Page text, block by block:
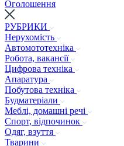
Оголошення
РУБРИКИ
Нерухомість
Автомототехніка
Робота, вакансії
Цифрова техніка
Апаратура
Побутова техніка
Будматеріали
Меблі, домашні речі
Спорт, відпочинок
Одяг, взуття
Тварини